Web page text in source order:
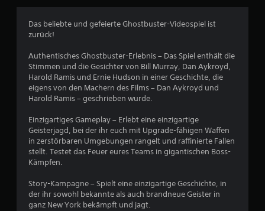
9
1
3
w
r
Das beliebte und gefeierte Ghostbuster-Videospiel ist
zurück!
Authentisches Ghostbuster-Erlebnis – Das Spiel enthält die
Stimmen und die Gesichter von Bill Murray, Dan Aykroyd,
Harold Ramis und Ernie Hudson in einer Geschichte, die
eigens von den Machern des Films – Dan Aykroyd und
Harold Ramis – geschrieben wurde.
Einzigartiges Gameplay – Erlebt eine einzigartige
Geisterjagd, bei der ihr euch mit Upgrade-fähigen Waffen
in zerstörbaren Umgebungen rangelt und raffinierte Fallen
stellt. Testet das Feuer eures Teams in gigantischen Boss-
Kämpfen.
Story-Kampagne – Spielt eine einzigartige Geschichte, in
der ihr sowohl bekannte als auch brandneue Geister in
ganz New York bekämpft und jagt.